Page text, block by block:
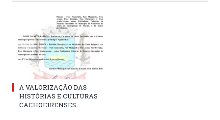
A VALORIZAÇÃO DAS
HISTÓRIAS E CULTURAS
CACHOEIRENSES